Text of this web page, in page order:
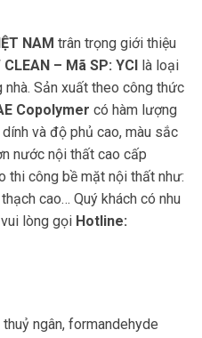
NAM trân trọng giới thiệu
CLEAN – Mã SP: YCI là loại
Sản xuất theo công thức
Copolymer có hàm lượng
và độ phủ cao, màu sắc
nước nội thất cao cấp
thi công bề mặt nội thất như:
cao… Quý khách có nhu
lòng gọi Hotline:
ngân, formandehyde